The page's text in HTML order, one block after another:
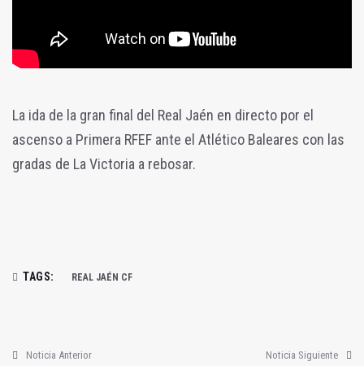
La ida de la gran final del Real Jaén en directo por el
ascenso a Primera RFEF ante el Atlético Baleares con las
gradas de La Victoria a rebosar.
TAGS: REAL JAÉN CF
Noticia Anterior Noticia Siguiente